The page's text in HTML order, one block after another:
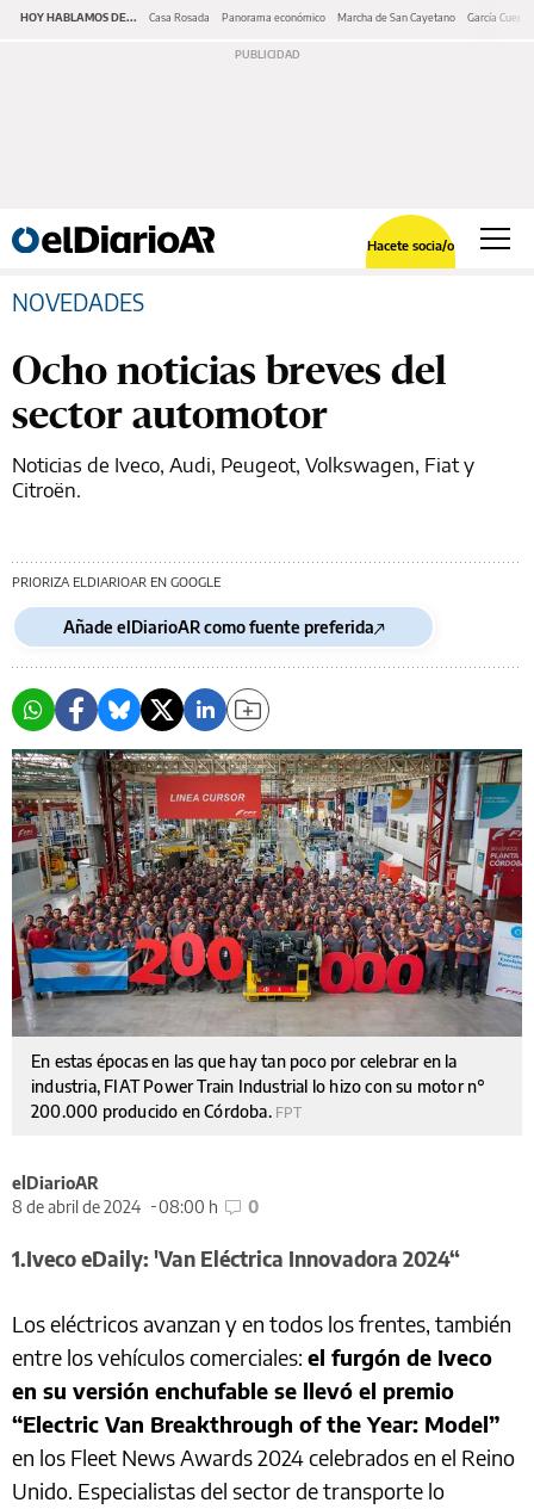
HOY HABLAMOS DE... Casa Rosada Panorama económico Marcha de San Cayetano García Cuerva
Hacete socia/o
NOVEDADES
Ocho noticias breves del
sector automotor
Noticias de Iveco, Audi, Peugeot, Volkswagen, Fiat y
Citroën.
PRIORIZA ELDIARIOAR EN GOOGLE
Añade elDiarioAR como fuente preferida
En estas épocas en las que hay tan poco por celebrar en la
industria, FIAT Power Train Industrial lo hizo con su motor n°
200.000 producido en Córdoba. FPT
elDiarioAR
8 de abril de 2024
08:00 h 0
1.Iveco eDaily: 'Van Eléctrica Innovadora 2024“
Los eléctricos avanzan y en todos los frentes, también
entre los vehículos comerciales: el furgón de Iveco
en su versión enchufable se llevó el premio
“Electric Van Breakthrough of the Year: Model”
en los Fleet News Awards 2024 celebrados en el Reino
Unido. Especialistas del sector de transporte lo